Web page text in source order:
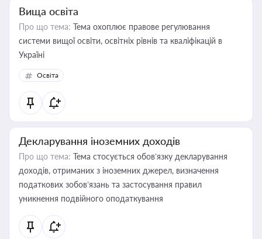
Вища освіта
Про що тема: Тема охоплює правове регулювання
системи вищої освіти, освітніх рівнів та кваліфікацій в
Україні
Освіта
Декларування іноземних доходів
Про що тема: Тема стосується обов’язку декларування
доходів, отриманих з іноземних джерел, визначення
податкових зобов’язань та застосування правил
уникнення подвійного оподаткування